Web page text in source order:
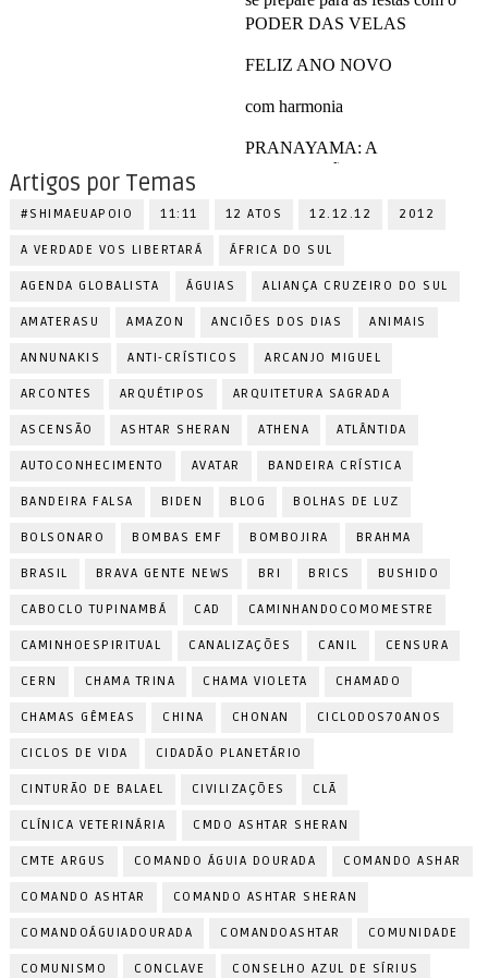
Artigos por Temas
#SHIMAEUAPOIO 11:11 12 ATOS 12.12.12 2012
A VERDADE VOS LIBERTARÁ ÁFRICA DO SUL
AGENDA GLOBALISTA ÁGUIAS ALIANÇA CRUZEIRO DO SUL
AMATERASU AMAZON ANCIÕES DOS DIAS ANIMAIS
ANNUNAKIS ANTI-CRÍSTICOS ARCANJO MIGUEL
ARCONTES ARQUÉTIPOS ARQUITETURA SAGRADA
ASCENSÃO ASHTAR SHERAN ATHENA ATLÂNTIDA
AUTOCONHECIMENTO AVATAR BANDEIRA CRÍSTICA
BANDEIRA FALSA BIDEN BLOG BOLHAS DE LUZ
BOLSONARO BOMBAS EMF BOMBOJIRA BRAHMA
BRASIL BRAVA GENTE NEWS BRI BRICS BUSHIDO
CABOCLO TUPINAMBÁ CAD CAMINHANDOCOMOMESTRE
CAMINHOESPIRITUAL CANALIZAÇÕES CANIL CENSURA
CERN CHAMA TRINA CHAMA VIOLETA CHAMADO
CHAMAS GÊMEAS CHINA CHONAN CICLODOS70ANOS
CICLOS DE VIDA CIDADÃO PLANETÁRIO
CINTURÃO DE BALAEL CIVILIZAÇÕES CLÃ
CLÍNICA VETERINÁRIA CMDO ASHTAR SHERAN
CMTE ARGUS COMANDO ÁGUIA DOURADA COMANDO ASHAR
COMANDO ASHTAR COMANDO ASHTAR SHERAN
COMANDOÁGUIADOURADA COMANDOASHTAR COMUNIDADE
COMUNISMO CONCLAVE CONSELHO AZUL DE SÍRIUS